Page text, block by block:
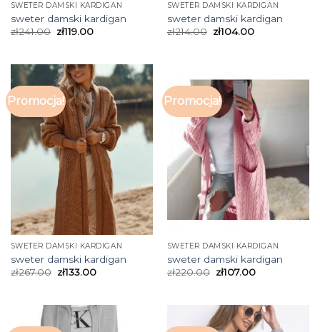
SWETER DAMSKI KARDIGAN
sweter damski kardigan
zł241.00 zł119.00
SWETER DAMSKI KARDIGAN
sweter damski kardigan
zł214.00 zł104.00
Promocja!
SWETER DAMSKI KARDIGAN
sweter damski kardigan
zł267.00 zł133.00
Promocja!
SWETER DAMSKI KARDIGAN
sweter damski kardigan
zł220.00 zł107.00